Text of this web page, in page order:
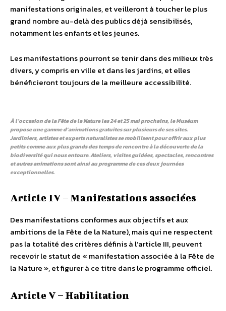
manifestations originales, et veilleront à toucher le plus
grand nombre au-delà des publics déjà sensibilisés,
notamment les enfants et les jeunes.
​Les manifestations pourront se tenir dans des milieux très
divers, y compris en ville et dans les jardins, et elles
bénéficieront toujours de la meilleure accessibilité.
À l’occasion de la Fête de la Nature les 24 et 25 mai prochains, le Muséum
propose une gamme d’animations gratuites sur plusieurs de ses sites.
Jardiniers, artistes et experts naturalistes se mobilisent pour offrir aux plus
petits comme aux plus grands des temps de rencontre à la découverte de la
biodiversité qui nous entoure. Ateliers, visites guidées, spectacles, rencontres
et autres animations sont ainsi au programme de ces deux journées
exceptionnelles.
Article IV – Manifestations associées
Des manifestations conformes aux objectifs et aux
ambitions de la Fête de la Nature), mais qui ne respectent
pas la totalité des critères définis à l’article III, peuvent
recevoir le statut de « manifestation associée à la Fête de
la Nature », et figurer à ce titre dans le programme officiel.
Article V – Habilitation